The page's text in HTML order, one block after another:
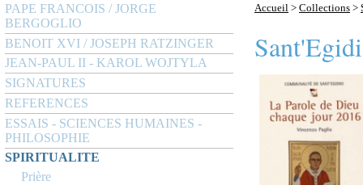
PAPE FRANCOIS / JORGE
BERGOGLIO
BENOIT XVI / JOSEPH RATZINGER
JEAN-PAUL II - KAROL WOJTYLA
SIGNATURES
REFERENCES
ESSAIS - SCIENCES HUMAINES -
PHILOSOPHIE
SPIRITUALITE
Prière
Accueil > Collections >